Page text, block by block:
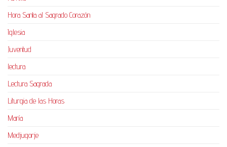
Hora Santa al Sagrado Corazón
Iglesia
Juventud
lectura
Lectura Sagrada
Liturgia de las Horas
María
Medjugorje